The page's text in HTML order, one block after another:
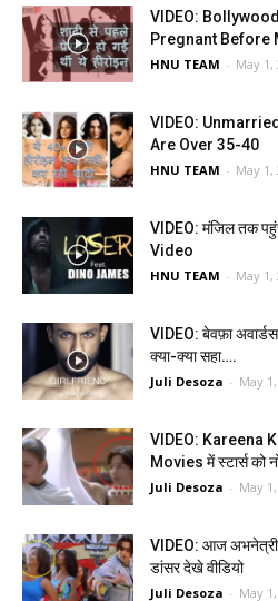
VIDEO:
Pregnant Before
HNU TEAM - May 1,
VIDEO:
Are Over 35-40
HNU TEAM - May 1,
VIDEO: मंजिल तक
Video
HNU TEAM - May 1,
VIDEO: बेवफ़ा
क्या-क्या सहा….
Juli Desoza - May
VIDEO: Kareena
Movies में स्टार्स को
Juli Desoza - May
VIDEO: आज
डांसर देखे वीडियो
Juli Desoza - May